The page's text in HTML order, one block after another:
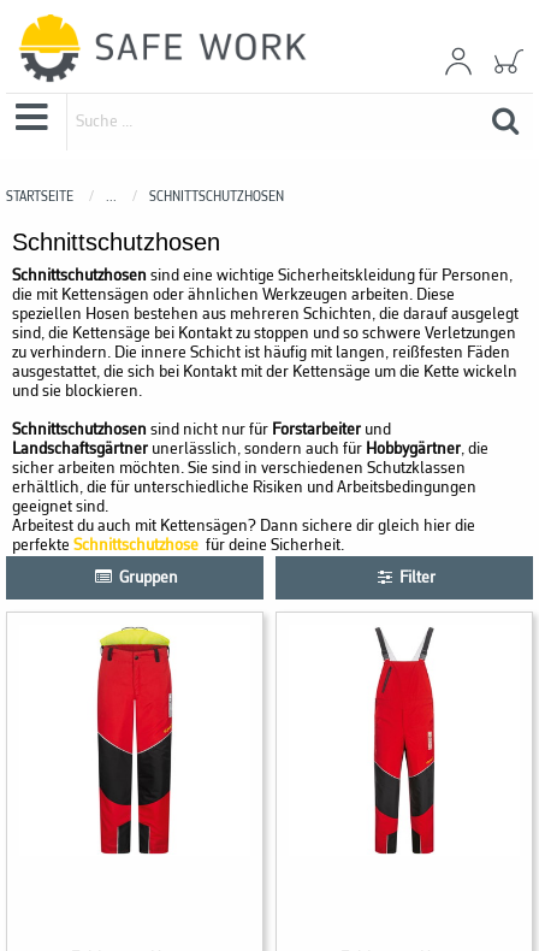
STARTSEITE ... SCHNITTSCHUTZHOSEN
Schnittschutzhosen
Schnittschutzhosen sind eine wichtige Sicherheitskleidung für Personen,
die mit Kettensägen oder ähnlichen Werkzeugen arbeiten. Diese
speziellen Hosen bestehen aus mehreren Schichten, die darauf ausgelegt
sind, die Kettensäge bei Kontakt zu stoppen und so schwere Verletzungen
zu verhindern. Die innere Schicht ist häufig mit langen, reißfesten Fäden
ausgestattet, die sich bei Kontakt mit der Kettensäge um die Kette wickeln
und sie blockieren.
Schnittschutzhosen sind nicht nur für Forstarbeiter und
Landschaftsgärtner unerlässlich, sondern auch für Hobbygärtner, die
sicher arbeiten möchten. Sie sind in verschiedenen Schutzklassen
erhältlich, die für unterschiedliche Risiken und Arbeitsbedingungen
geeignet sind.
Arbeitest du auch mit Kettensägen? Dann sichere dir gleich hier die
perfekte Schnittschutzhose für deine Sicherheit.
Gruppen
Filter